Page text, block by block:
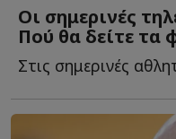
Οι σημερινές
Πού θα δείτε τα